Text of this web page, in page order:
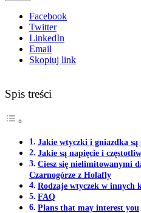
Facebook
Twitter
LinkedIn
Email
Skopiuj link
Spis treści
Jakie wtyczki i gniazdka są
Jakie są napięcie i
Ciesz się nielimitowanymi
Czarnogórze z Holafly
Rodzaje wtyczek w innych
FAQ
Plans that may interest you